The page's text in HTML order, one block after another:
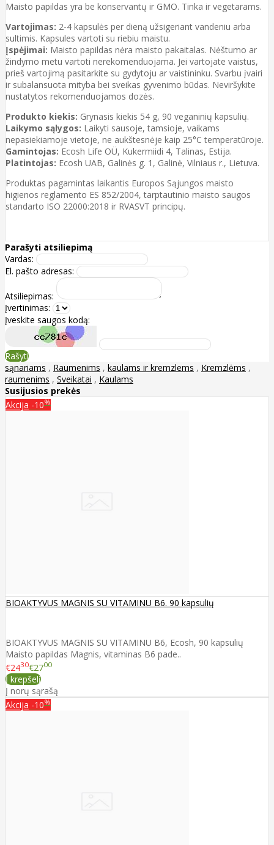
Maisto papildas yra be konservantų ir GMO. Tinka ir vegetarams.
Vartojimas: 2-4 kapsulės per dieną užsigeriant vandeniu arba
sultimis. Kapsules vartoti su riebiu maistu.
Įspėjimai: Maisto papildas nėra maisto pakaitalas. Nėštumo ar
žindymo metu vartoti nerekomenduojama. Jei vartojate vaistus,
prieš vartojimą pasitarkite su gydytoju ar vaistininku. Svarbu įvairi
ir subalansuota mityba bei sveikas gyvenimo būdas. Neviršykite
nustatytos rekomenduojamos dozės.
Produkto kiekis: Grynasis kiekis 54 g, 90 veganinių kapsulių.
Laikymo sąlygos: Laikyti sausoje, tamsioje, vaikams
nepasiekiamoje vietoje, ne aukštesnėje kaip 25°C temperatūroje.
Gamintojas: Ecosh Life OÜ, Kukermiidi 4, Talinas, Estija.
Platintojas: Ecosh UAB, Galinės g. 1, Galinė, Vilniaus r., Lietuva.
Produktas pagamintas laikantis Europos Sąjungos maisto
higienos reglamento ES 852/2004, tarptautinio maisto saugos
standarto ISO 22000:2018 ir RVASVT principų.
Parašyti atsiliepimą
Vardas:
El. pašto adresas:
Atsiliepimas:
Įvertinimas:
Įveskite saugos kodą:
Rašyti
sąnariams , Raumenims , kaulams ir kremzlems , Kremzlėms ,
raumenims , Sveikatai , Kaulams
Susijusios prekės
Akcija -10%
BIOAKTYVUS MAGNIS SU VITAMINU B6. 90 kapsulių
BIOAKTYVUS MAGNIS SU VITAMINU B6, Ecosh, 90 kapsulių
Maisto papildas Magnis, vitaminas B6 pade..
€2430€2700
Į krepšelį
Į norų sąrašą
Akcija -10%